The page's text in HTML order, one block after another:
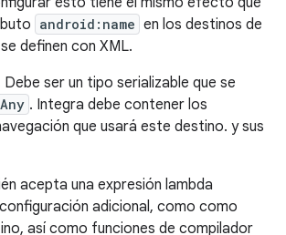
android:name en los destinos de
definen con XML.
ser un tipo serializable que se
Any . Integra debe contener los
que usará este destino. y sus
acepta una expresión lambda
adicional, como como
así como funciones de compilador